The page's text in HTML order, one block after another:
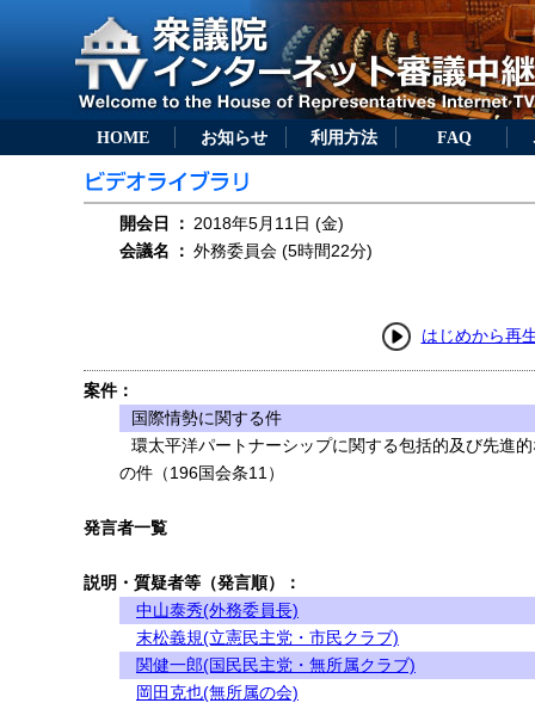
HOME お知らせ 利用方法 FAQ
開会日 ： 2018年5月11日 (金)
会議名
： 外務委員会 (5時間22分)
はじめから再
案件：
国際情勢に関する件
環太平洋パートナーシップに関する包括的及び先進
の件（196国会条11）
発言者一覧
説明・質疑者等（発言順）：
中山泰秀(外務委員長)
末松義規(立憲民主党・市民クラブ)
関健一郎(国民民主党・無所属クラブ)
岡田克也(無所属の会)